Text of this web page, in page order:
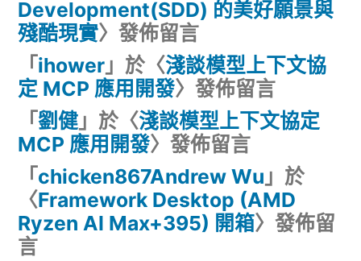
Development(SDD) 的美好願景與
殘酷現實〉發佈留言
「 ihower 」於〈淺談模型上下文協
定 MCP 應用開發〉發佈留言
「 劉健 」於〈淺談模型上下文協定
MCP 應用開發〉發佈留言
「 chicken867Andrew Wu 」於
〈Framework Desktop (AMD
Ryzen AI Max+395) 開箱〉發佈留
言